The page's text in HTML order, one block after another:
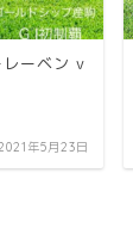
ーベン v
年5月23日